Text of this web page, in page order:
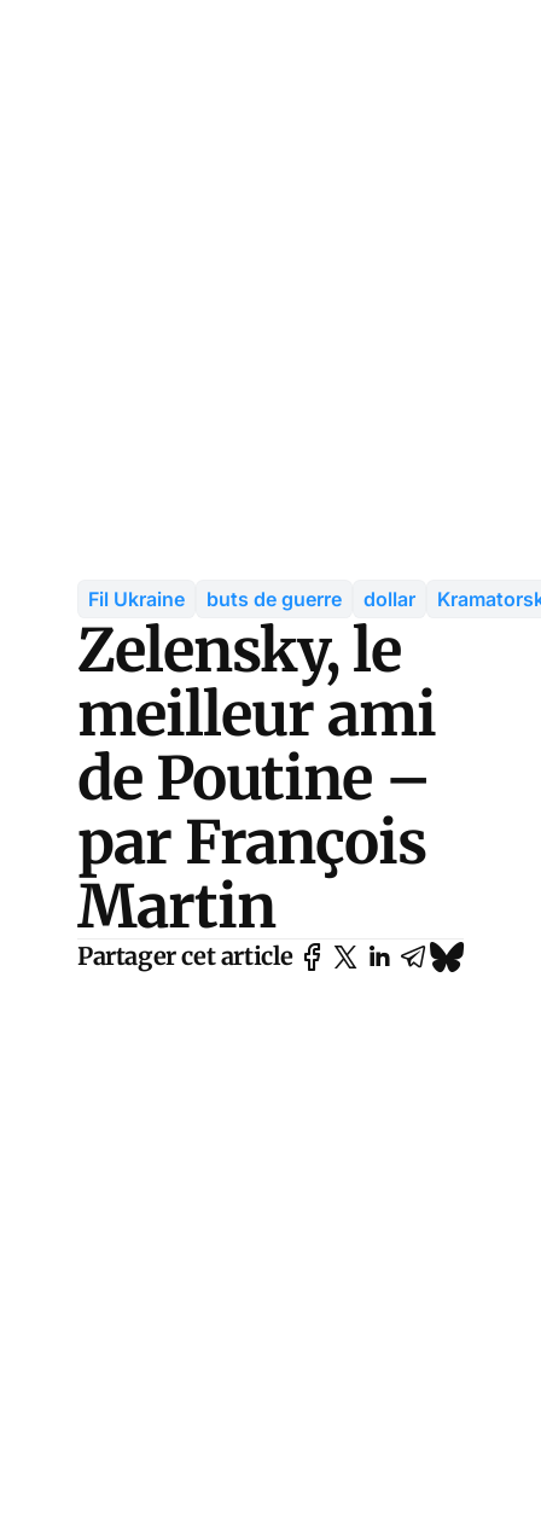
Fil Ukraine buts de guerre dollar
Zelensky, le
meilleur ami
de Poutine –
par François
Martin
Partager cet article